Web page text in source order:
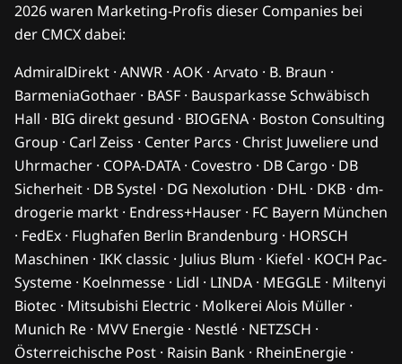
2026 waren Marketing-Profis dieser Companies bei
der CMCX dabei:
AdmiralDirekt · ANWR · AOK · Arvato · B. Braun ·
BarmeniaGothaer · BASF · Bausparkasse Schwäbisch
Hall · BIG direkt gesund · BIOGENA · Boston Consulting
Group · Carl Zeiss · Center Parcs · Christ Juweliere und
Uhrmacher · COPA-DATA · Covestro · DB Cargo · DB
Sicherheit · DB Systel · DG Nexolution · DHL · DKB · dm-
drogerie markt · Endress+Hauser · FC Bayern München
· FedEx · Flughafen Berlin Brandenburg · HORSCH
Maschinen · IKK classic · Julius Blum · Kiefel · KOCH Pac-
Systeme · Koelnmesse · Lidl · LINDA · MEGGLE · Miltenyi
Biotec · Mitsubishi Electric · Molkerei Alois Müller ·
Munich Re · MVV Energie · Nestlé · NETZSCH ·
Österreichische Post · Raisin Bank · RheinEnergie ·